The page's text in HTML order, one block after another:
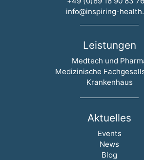
info@inspiring-
Leistungen
Medtech und
Medizinische
Krankenhaus
Aktuelles
Events
News
Blog